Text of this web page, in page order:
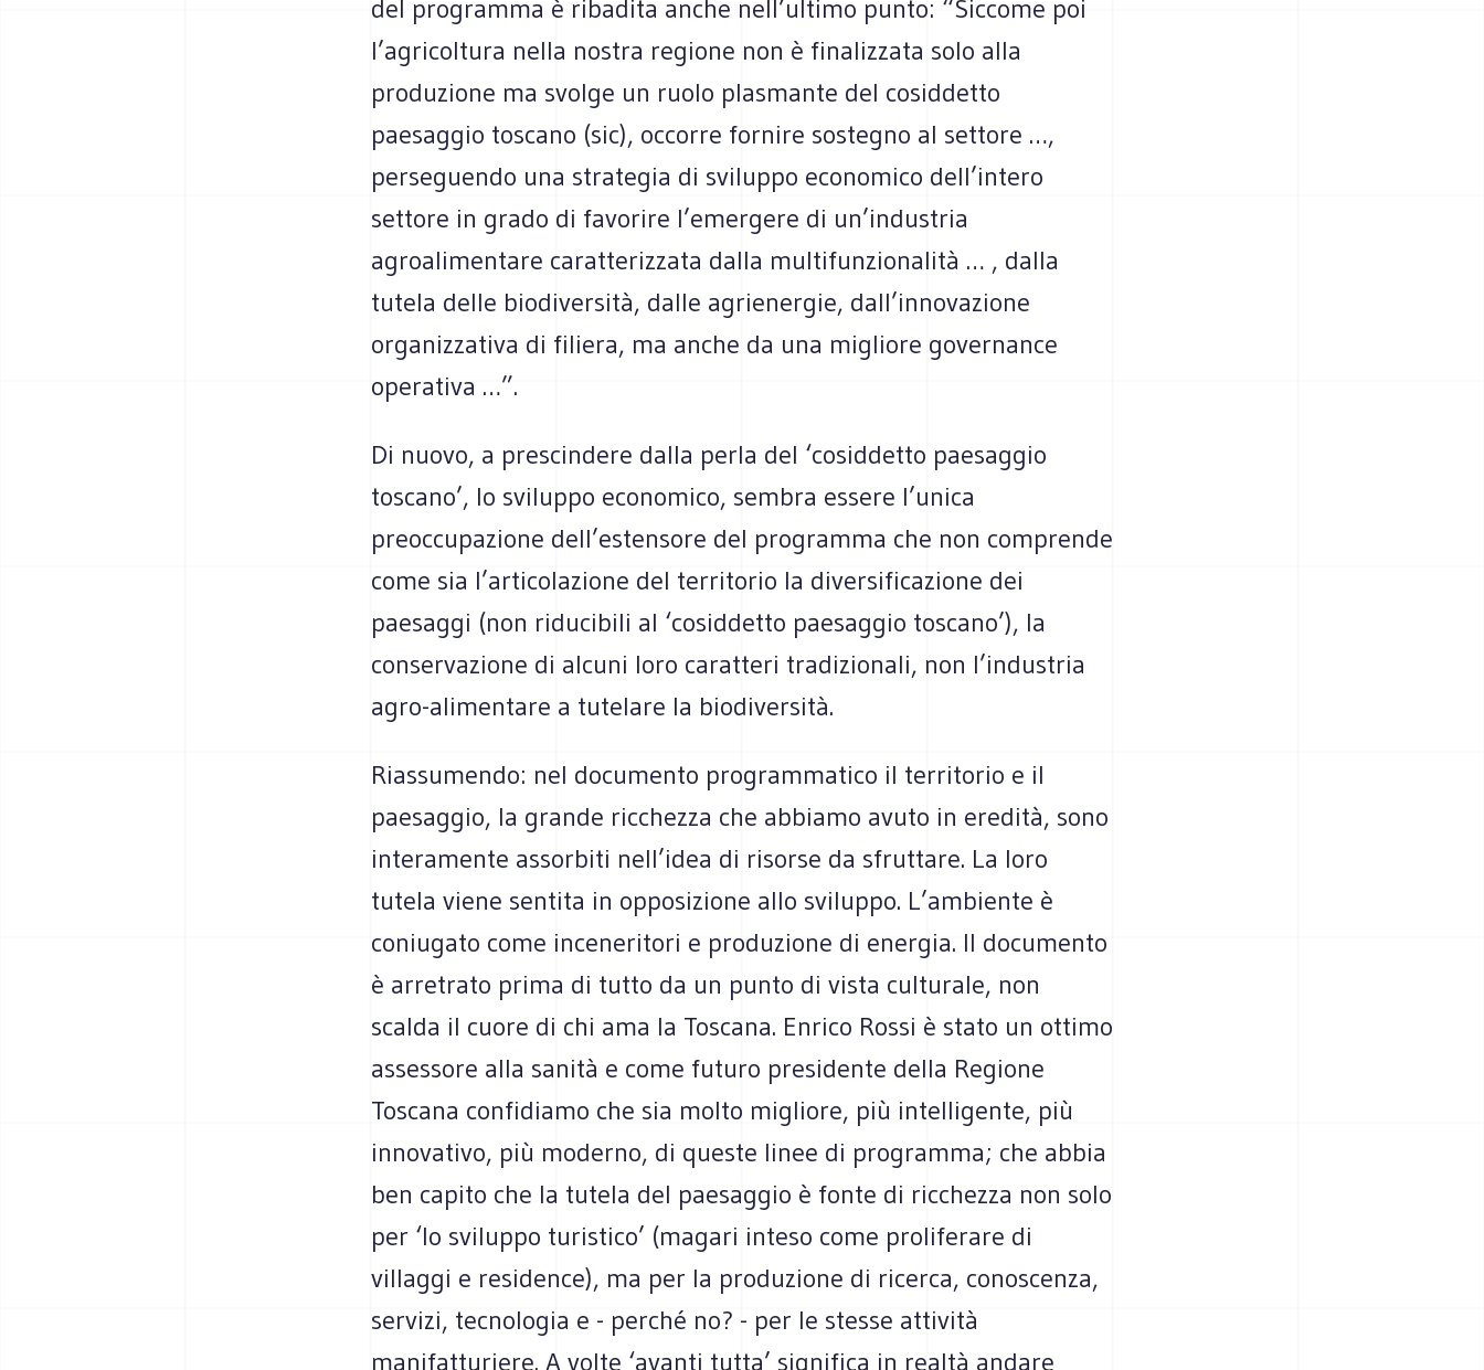
del programma è ribadita anche nell’ultimo punto: “Siccome poi
l’agricoltura nella nostra regione non è finalizzata solo alla
produzione ma svolge un ruolo plasmante del cosiddetto
paesaggio toscano (sic), occorre fornire sostegno al settore …,
perseguendo una strategia di sviluppo economico dell’intero
settore in grado di favorire l’emergere di un’industria
agroalimentare caratterizzata dalla multifunzionalità … , dalla
tutela delle biodiversità, dalle agrienergie, dall’innovazione
organizzativa di filiera, ma anche da una migliore governance
operativa …”.
Di nuovo, a prescindere dalla perla del ‘cosiddetto paesaggio
toscano’, lo sviluppo economico, sembra essere l’unica
preoccupazione dell’estensore del programma che non comprende
come sia l’articolazione del territorio la diversificazione dei
paesaggi (non riducibili al ‘cosiddetto paesaggio toscano’), la
conservazione di alcuni loro caratteri tradizionali, non l’industria
agro-alimentare a tutelare la biodiversità.
Riassumendo: nel documento programmatico il territorio e il
paesaggio, la grande ricchezza che abbiamo avuto in eredità, sono
interamente assorbiti nell’idea di risorse da sfruttare. La loro
tutela viene sentita in opposizione allo sviluppo. L’ambiente è
coniugato come inceneritori e produzione di energia. Il documento
è arretrato prima di tutto da un punto di vista culturale, non
scalda il cuore di chi ama la Toscana. Enrico Rossi è stato un ottimo
assessore alla sanità e come futuro presidente della Regione
Toscana confidiamo che sia molto migliore, più intelligente, più
innovativo, più moderno, di queste linee di programma; che abbia
ben capito che la tutela del paesaggio è fonte di ricchezza non solo
per ‘lo sviluppo turistico’ (magari inteso come proliferare di
villaggi e residence), ma per la produzione di ricerca, conoscenza,
servizi, tecnologia e - perché no? - per le stesse attività
manifatturiere. A volte ‘avanti tutta’ significa in realtà andare